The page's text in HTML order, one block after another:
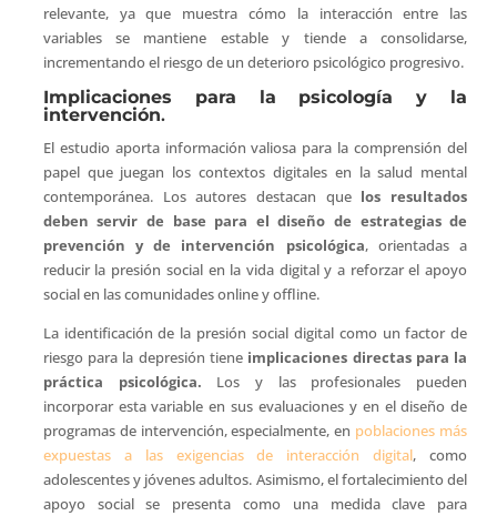
relevante, ya que muestra cómo la interacción entre las
variables se mantiene estable y tiende a consolidarse,
incrementando el riesgo de un deterioro psicológico progresivo.
Implicaciones para la psicología y la
intervención.
El estudio aporta información valiosa para la comprensión del
papel que juegan los contextos digitales en la salud mental
contemporánea. Los autores destacan que los resultados
deben servir de base para el diseño de estrategias de
prevención y de intervención psicológica, orientadas a
reducir la presión social en la vida digital y a reforzar el apoyo
social en las comunidades online y offline.
La identificación de la presión social digital como un factor de
riesgo para la depresión tiene implicaciones directas para la
práctica psicológica. Los y las profesionales pueden
incorporar esta variable en sus evaluaciones y en el diseño de
programas de intervención, especialmente, en poblaciones más
expuestas a las exigencias de interacción digital, como
adolescentes y jóvenes adultos. Asimismo, el fortalecimiento del
apoyo social se presenta como una medida clave para